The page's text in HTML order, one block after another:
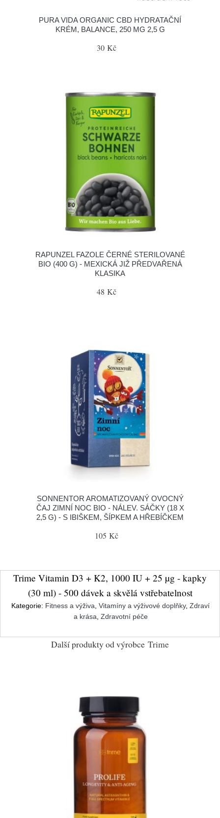
PURA VIDA ORGANIC CBD HYDRATAČNÍ
KRÉM, BALANCE, 250 MG 2,5 G
30 Kč
RAPUNZEL FAZOLE ČERNÉ STERILOVANÉ
BIO (400 G) - MEXICKÁ JIŽ PŘEDVAŘENÁ
KLASIKA
48 Kč
SONNENTOR AROMATIZOVANÝ OVOCNÝ
ČAJ ZIMNÍ NOC BIO - NÁLEV. SÁČKY (18 X
2,5 G) - S IBIŠKEM, ŠÍPKEM A HŘEBÍČKEM
105 Kč
Trime Vitamin D3 + K2, 1000 IU + 25 µg - kapky
(30 ml) - 500 dávek a skvělá vstřebatelnost
Kategorie: Fitness a výživa Vitamíny a výživové doplňky, Zdraví
a krása Zdravotní péče
Další produkty od výrobce Trime